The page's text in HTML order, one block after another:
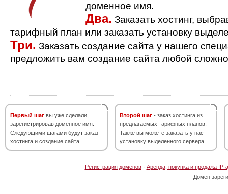
доменное имя.
Два. Заказать хостинг,
тарифный план или заказать установку
Три. Заказать создание сайта у нашего
предложить вам создание сайта любой
Первый шаг вы уже сделали,
зарегистрировав доменное имя.
Следующими шагами будут заказ
хостинга и создание сайта.
Второй шаг - заказ хостинга из
предлагаемых тарифных планов.
Также вы можете заказать у нас
установку выделенного сервера.
Регистрация доменов· Аренда, покупка и продажа IP-
Домен